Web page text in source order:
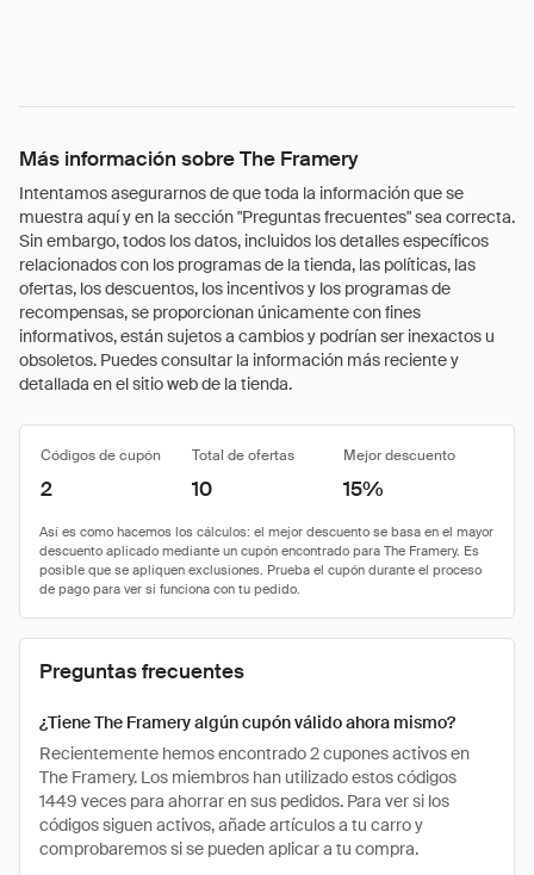
Más información sobre The Framery
Intentamos asegurarnos de que toda la información que se
muestra aquí y en la sección "Preguntas frecuentes" sea correcta.
Sin embargo, todos los datos, incluidos los detalles específicos
relacionados con los programas de la tienda, las políticas, las
ofertas, los descuentos, los incentivos y los programas de
recompensas, se proporcionan únicamente con fines
informativos, están sujetos a cambios y podrían ser inexactos u
obsoletos. Puedes consultar la información más reciente y
detallada en el sitio web de la tienda.
Códigos de cupón Total de ofertas Mejor descuento
2 10 15%
Preguntas frecuentes
¿Tiene The Framery algún cupón válido ahora mismo?
Recientemente hemos encontrado 2 cupones activos en
The Framery. Los miembros han utilizado estos códigos
1449 veces para ahorrar en sus pedidos. Para ver si los
códigos siguen activos, añade artículos a tu carro y
comprobaremos si se pueden aplicar a tu compra.